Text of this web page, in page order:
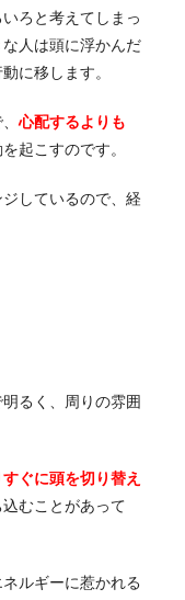
ろと考えてしまっ
人は頭に浮かんだ
に移します。
心配するよりも
起こすのです。
しているので、経
るく、周りの雰囲
ぐに頭を切り替え
むことがあって
ルギーに惹かれる